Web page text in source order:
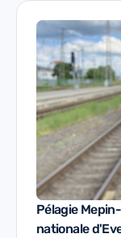
Pélagie
nationale